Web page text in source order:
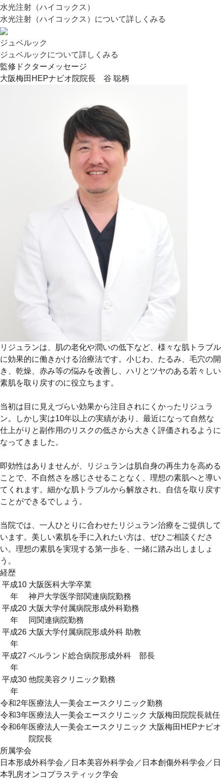
水光注射（ハイコックス）
水光注射（ハイコックス）について詳しくみる
ジュベルック
ジュベルックについて詳しくみる
監修ドクターメッセージ
大阪梅田HEPナビオ院院長 谷 聡柄
リジュランは、肌の老化や潤いの低下など、様々な肌トラブル
に効果的に働きかける治療法です。小じわ、たるみ、毛穴の開
き、乾燥、赤み等の悩みを改善し、ハリとツヤのある若々しい
素肌を取り戻すのに役立ちます。
当初は目に見えづらい効果から注目されにくかったリジュラ
ン。しかし実は10年以上の実績があり、最近になって自然な
仕上がりと副作用のリスクの低さから大きく評価されるように
なってきました。
即効性はありませんが、リジュランは肌自身の再生力を高める
ことで、不自然さを感じさせることなく、理想の素肌へと導い
てくれます。細かな肌トラブルから解放され、自信を取り戻す
ことができるでしょう。
当院では、一人ひとりに合わせたリジュラン治療をご提供して
います。美しい素肌を手に入れたい方は、ぜひご相談くださ
い。理想の素肌を実現する第一歩を、一緒に踏み出しましょ
う。
経歴
平成10
年
大阪医科大学卒業
神戸大学医学部関連病院勤務
平成20
年
大阪大学付属病院形成外科勤務
同関連病院勤務
平成26
年
大阪大学付属病院形成外科 助教
平成27
年
ベルランド総合病院形成外科 部長
平成30
年
他院美容クリニック勤務
令和2年医療法人一美会エースクリニック勤務
令和3年医療法人一美会エースクリニック 大阪梅田院院長就任
令和6年医療法人一美会エースクリニック 大阪梅田HEPナビオ
院院長
所属学会
日本形成外科学会／日本美容外科学会／日本創傷外科学会／日
本乳房オンコプラスティック学会